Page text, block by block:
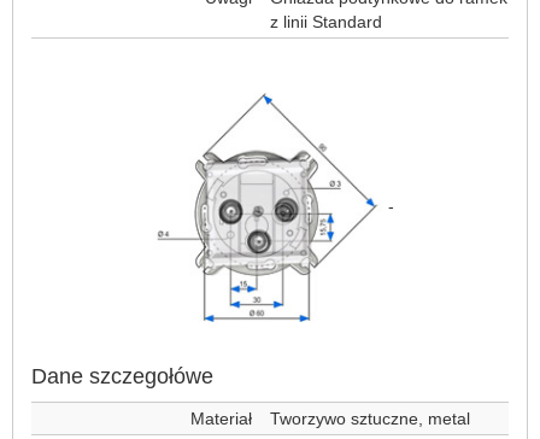
z linii Standard
-
Dane szczegołówe
Materiał
Tworzywo sztuczne, metal